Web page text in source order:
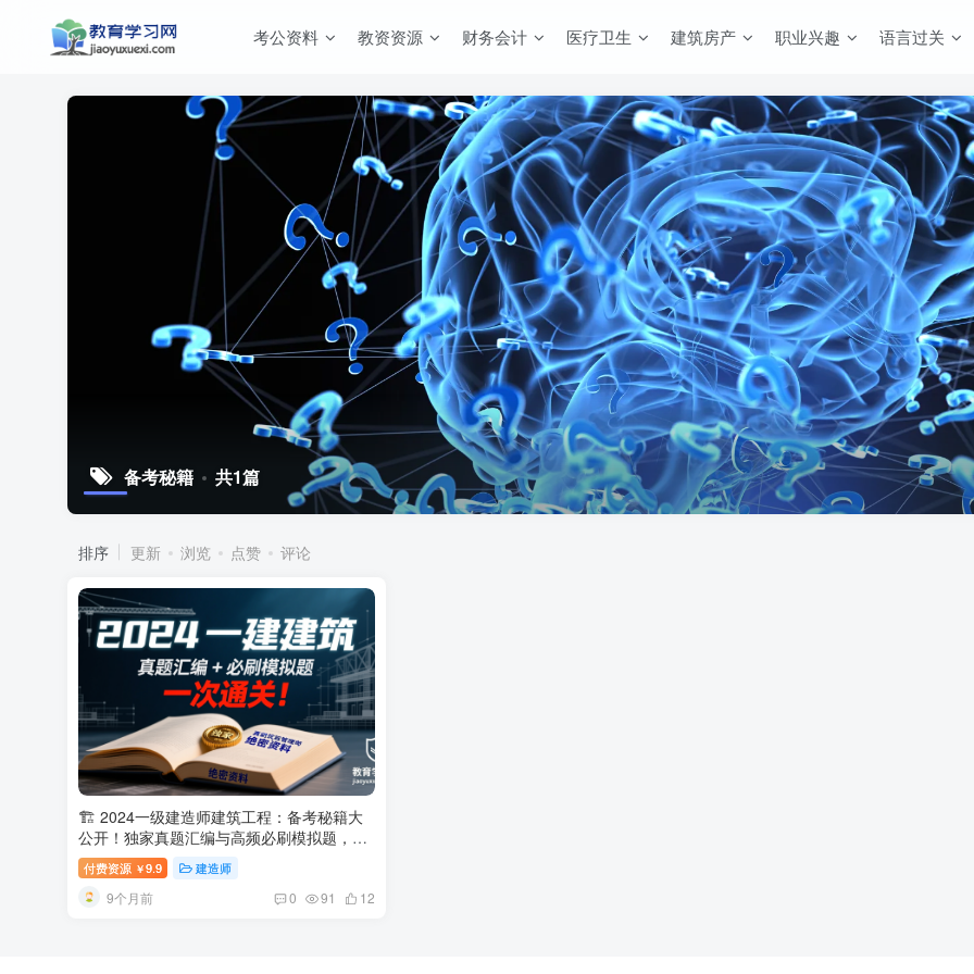
考公资料 教资资源 财务会计 医疗卫生 建筑房产 职业兴趣 语言过关
备考秘籍 共1篇
排序 更新 浏览 点赞 评论
🏗️ 2024一级建造师建筑工程：备考秘籍大
公开！独家真题汇编与高频必刷模拟题，助
你一次通关！ 2024年一级建造师建筑工程备
考：独家真题汇编+高频必刷模拟题资源价
值深度解析
付费资源 ￥9.9 建造师
9个月前 0 91 12